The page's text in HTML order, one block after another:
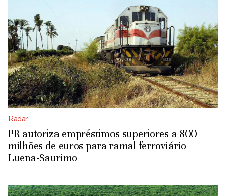
Radar
PR autoriza empréstimos superiores a 800
milhões de euros para ramal ferroviário
Luena-Saurimo